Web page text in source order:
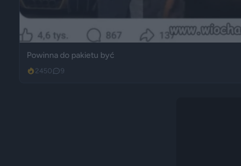
Powinna do pakietu być
2450 9